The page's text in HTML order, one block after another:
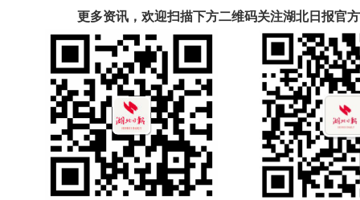
更多资讯，欢迎扫描下方二维码关注湖北日报官